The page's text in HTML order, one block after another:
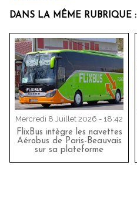
DANS LA MÊME RUBRIQUE :
Mercredi 8 Juillet 2026 - 18:42
FlixBus intègre les navettes
Aérobus de Paris-Beauvais
sur sa plateforme